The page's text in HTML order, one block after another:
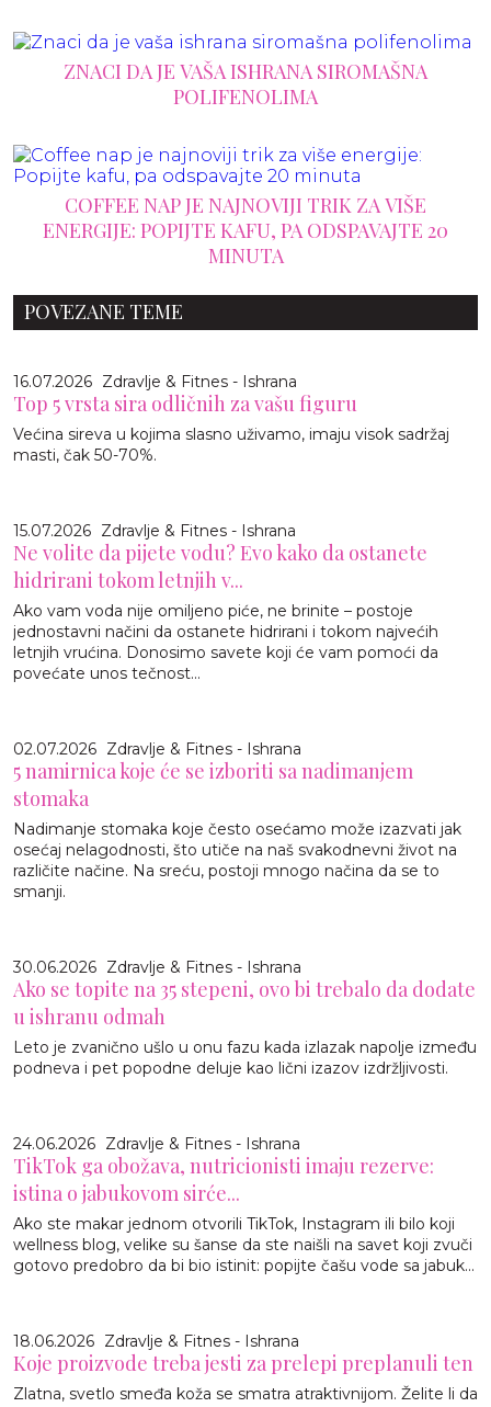
ZNACI DA JE VAŠA ISHRANA SIROMAŠNA
POLIFENOLIMA
COFFEE NAP JE NAJNOVIJI TRIK ZA VIŠE
ENERGIJE: POPIJTE KAFU, PA ODSPAVAJTE 20
MINUTA
POVEZANE TEME
16.07.2026 Zdravlje & Fitnes - Ishrana
Top 5 vrsta sira odličnih za vašu figuru
Većina sireva u kojima slasno uživamo, imaju visok sadržaj
masti, čak 50-70%.
15.07.2026 Zdravlje & Fitnes - Ishrana
Ne volite da pijete vodu? Evo kako da ostanete
hidrirani tokom letnjih v...
Ako vam voda nije omiljeno piće, ne brinite – postoje
jednostavni načini da ostanete hidrirani i tokom najvećih
letnjih vrućina. Donosimo savete koji će vam pomoći da
povećate unos tečnost...
02.07.2026 Zdravlje & Fitnes - Ishrana
5 namirnica koje će se izboriti sa nadimanjem
stomaka
Nadimanje stomaka koje često osećamo može izazvati jak
osećaj nelagodnosti, što utiče na naš svakodnevni život na
različite načine. Na sreću, postoji mnogo načina da se to
smanji.
30.06.2026 Zdravlje & Fitnes - Ishrana
Ako se topite na 35 stepeni, ovo bi trebalo da dodate
u ishranu odmah
Leto je zvanično ušlo u onu fazu kada izlazak napolje između
podneva i pet popodne deluje kao lični izazov izdržljivosti.
24.06.2026 Zdravlje & Fitnes - Ishrana
TikTok ga obožava, nutricionisti imaju rezerve:
istina o jabukovom sirće...
Ako ste makar jednom otvorili TikTok, Instagram ili bilo koji
wellness blog, velike su šanse da ste naišli na savet koji zvuči
gotovo predobro da bi bio istinit: popijte čašu vode sa jabuk...
18.06.2026 Zdravlje & Fitnes - Ishrana
Koje proizvode treba jesti za prelepi preplanuli ten
Zlatna, svetlo smeđa koža se smatra atraktivnijom. Želite li da